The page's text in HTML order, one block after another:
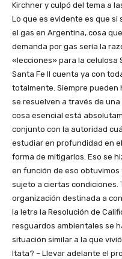
Kirchner y culpó del tema a
Lo que es evidente es que
el gas en Argentina, cosa
demanda por gas sería la
«lecciones» para la celulosa
Santa Fe II cuenta ya con
totalmente. Siempre pueden
se resuelven a través de
cosa esencial está
conjunto con la autoridad
estudiar en profundidad en
forma de mitigarlos. Eso se
en función de eso
sujeto a ciertas condiciones.
organización destinada a
la letra la Resolución de
resguardos ambientales se
situación similar a la que
Itata? – Llevar adelante el